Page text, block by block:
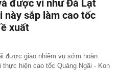
được ví như Đà Lạt
này sắp làm cao tốc
xuất
được giao nhiệm vụ sớm hoàn
hiện cao tốc Quảng Ngãi - Kon